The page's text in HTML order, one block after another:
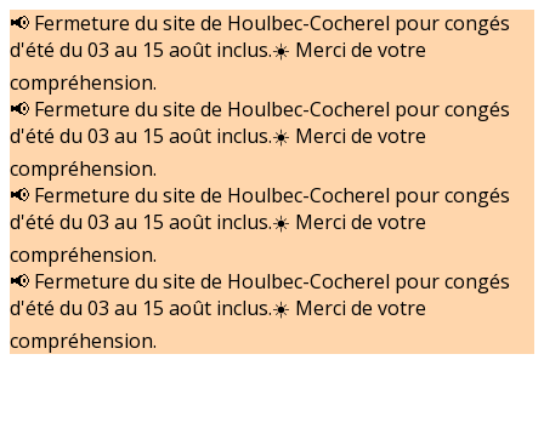
📢 Fermeture du site de Houlbec-Cocherel pour congés
d'été du 03 au 15 août inclus.☀️ Merci de votre
compréhension.
📢 Fermeture du site de Houlbec-Cocherel pour congés
d'été du 03 au 15 août inclus.☀️ Merci de votre
compréhension.
📢 Fermeture du site de Houlbec-Cocherel pour congés
d'été du 03 au 15 août inclus.☀️ Merci de votre
compréhension.
📢 Fermeture du site de Houlbec-Cocherel pour congés
d'été du 03 au 15 août inclus.☀️ Merci de votre
compréhension.